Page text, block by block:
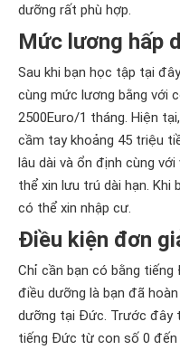
dưỡng rất phù hợp.
Mức lương hấp
Sau khi bạn học tập tại
cùng mức lương bằng với
2500Euro/1 tháng. Hiện
cầm tay khoảng 45 triệu
lâu dài và ổn định cùng
thể xin lưu trú dài hạn.
có thể xin nhập cư.
Điều kiện đơn
Chỉ cần bạn có bằng
điều dưỡng là bạn đã
dưỡng tại Đức. Trước đây
tiếng Đức từ con số 0 đến